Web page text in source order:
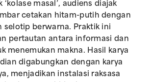
‘kolase masal’, audiens diajak
cetakan hitam-putih dengan
selotip berwarna. Praktik ini
pertautan antara informasi dan
menemukan makna. Hasil karya
digabungkan dengan karya
menjadikan instalasi raksasa